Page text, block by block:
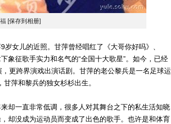
[保存到相册]
女儿的近照。甘萍曾经唱红了《大哥你好吗》、
象征歌手实力和名气的“全国十大歌星”。如今，已经
更跨界演戏出演话剧。甘萍的老公黎兵是一名足球运
萍和黎兵的独女杉杉出生。
一直非常低调，很多人对其舞台之下的私生活知晓
却没成为运动员而变成了出色的歌手。也许是和体育